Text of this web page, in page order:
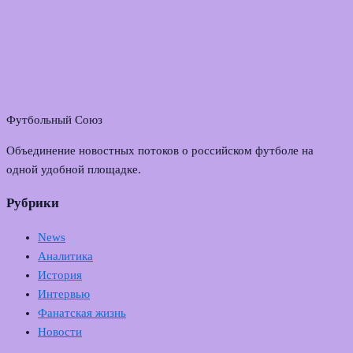
Футбольный Союз
Объединение новостных потоков о российском футболе на
одной удобной площадке.
Рубрики
News
Аналитика
История
Интервью
Фанатская жизнь
Новости